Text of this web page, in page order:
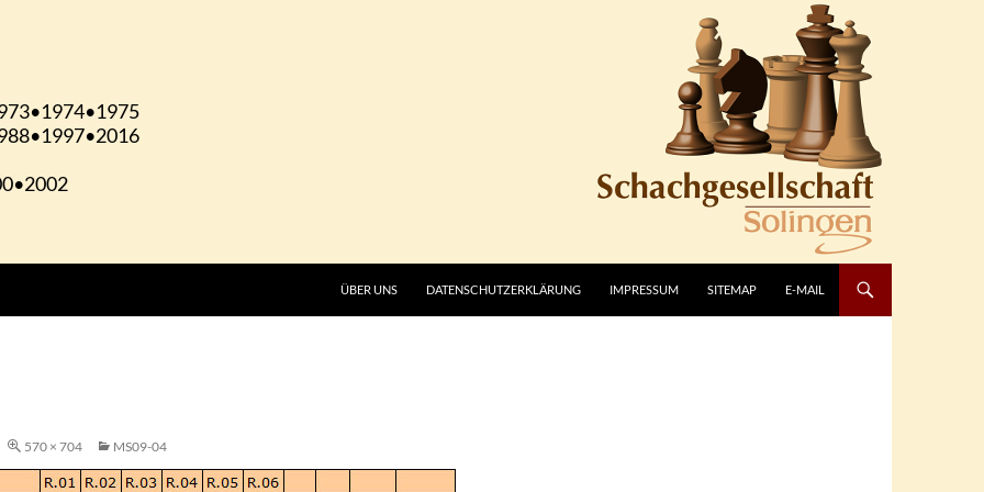
ÜBER UNS DATENSCHUTZERKLÄRUNG IMPRESSUM SITEMAP E-MAIL
570 × 704 MS09-04